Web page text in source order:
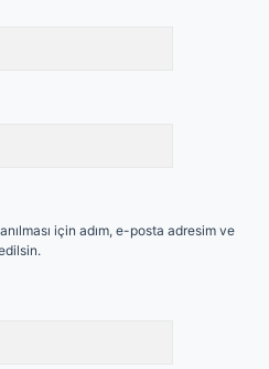
için adım, e-posta adresim ve